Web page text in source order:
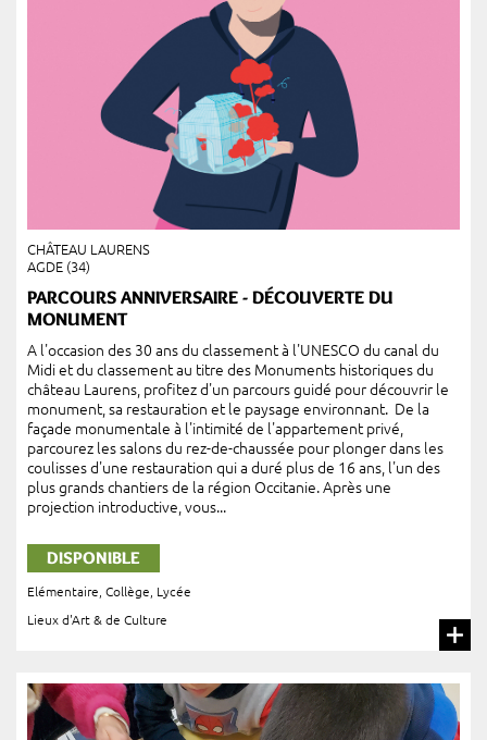
CHÂTEAU LAURENS
AGDE (34)
PARCOURS ANNIVERSAIRE - DÉCOUVERTE DU
MONUMENT
A l'occasion des 30 ans du classement à l'UNESCO du canal du
Midi et du classement au titre des Monuments historiques du
château Laurens, profitez d'un parcours guidé pour découvrir le
monument, sa restauration et le paysage environnant. De la
façade monumentale à l'intimité de l'appartement privé,
parcourez les salons du rez-de-chaussée pour plonger dans les
coulisses d'une restauration qui a duré plus de 16 ans, l'un des
plus grands chantiers de la région Occitanie. Après une
projection introductive, vous...
DISPONIBLE
Elémentaire Collège
Lycée
Lieux d'Art & de Culture